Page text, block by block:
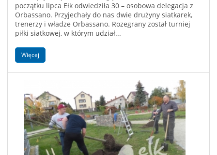
początku lipca Ełk odwiedziła 30 – osobowa delegacja z
Orbassano. Przyjechały do nas dwie drużyny siatkarek,
trenerzy i władze Orbassano. Rozegrany został turniej
piłki siatkowej, w którym udział...
Więcej